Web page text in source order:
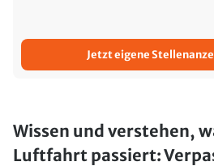
Jetzt eigene
Wissen und verstehen,
Luftfahrt passiert: